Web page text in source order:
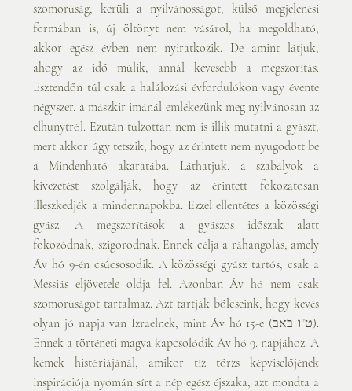
szomorúság, kerüli a nyilvánosságot, külső megjelenési
formában is, új öltönyt nem vásárol, ha megoldható,
akkor egész évben nem nyiratkozik. De amint látjuk,
ahogy az idő múlik, annál kevesebb a megszorítás.
Esztendőn túl csak a halálozási évfordulókon vagy évente
négyszer, a mászkir imánál emlékezünk meg nyilvánosan az
elhunytról. Ezután túlzottan nem is illik mutatni a gyászt,
mert akkor úgy tetszik, hogy az érintett nem nyugodott be
a Mindenható akaratába. Láthatjuk, a szabályok a
kivezetést szolgálják, hogy az érintett fokozatosan
illeszkedjék a mindennapokba. Ezzel ellentétes a közösségi
gyász. A megszorítások a gyászos időszak alatt
fokozódnak, szigorodnak. Ennek célja a ráhangolás, amely
Áv hó 9-én csúcsosodik. A közösségi gyász tartós, csak a
Messiás eljövetele oldja fel. Azonban Áv hó nem csak
szomorúságot tartalmaz. Azt tartják bölcseink, hogy kevés
olyan jó napja van Izraelnek, mint Áv hó 15-e (ט”ו באב).
Ennek a történeti magva kapcsolódik Áv hó 9. napjához. A
kémek históriájánál, amikor tíz törzs képviselőjének
inspirációja nyomán sírt a nép egész éjszaka, azt mondta a